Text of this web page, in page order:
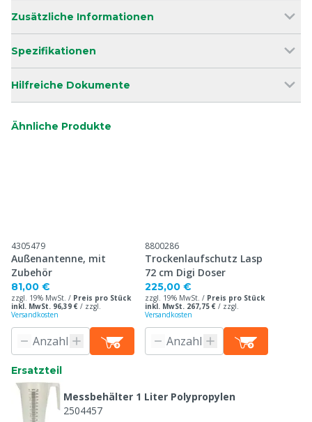
Zusätzliche Informationen
Spezifikationen
Hilfreiche Dokumente
Ähnliche Produkte
4305479
Außenantenne, mit
Zubehör
81,00 €
zzgl. 19% MwSt. / Preis pro Stück
inkl. MwSt. 96,39 € / zzgl.
Versandkosten
8800286
Trockenlaufschutz Lasp
72 cm Digi Doser
225,00 €
zzgl. 19% MwSt. / Preis pro Stück
inkl. MwSt. 267,75 € / zzgl.
Versandkosten
Ersatzteil
Messbehälter 1 Liter Polypropylen
2504457